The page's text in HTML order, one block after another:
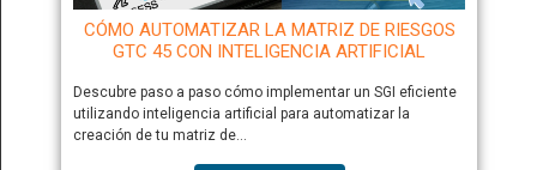
CÓMO AUTOMATIZAR LA MATRIZ DE RIESGOS
GTC 45 CON INTELIGENCIA ARTIFICIAL
Descubre paso a paso cómo implementar un SGI eficiente
utilizando inteligencia artificial para automatizar la
creación de tu matriz de…